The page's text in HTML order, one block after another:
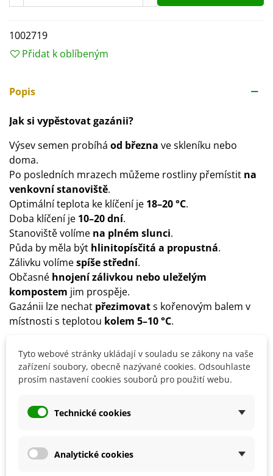
1002719
Přidat k oblíbeným
Popis
Jak si vypěstovat gazánii?
Výsev semen probíhá od března ve skleníku nebo
doma.
Po posledních mrazech můžeme rostliny přemístit na
venkovní stanoviště.
Optimální teplota ke klíčení je 18–20 °C.
Doba klíčení je 10–20dní.
Stanoviště volíme na plném slunci.
Půda by měla být hlinitopísčitá a propustná.
Zálivku volímespíše střední.
Občasné hnojení zálivkou nebo uleželým
kompostem jim prospěje.
Gazánii lze nechat přezimovats kořenovým balem v
místnosti s teplotou kolem 5–10 °C.
Detaily produktu
Tyto webové stránky ukládají v souladu se zákony na vaše
zařízení soubory, obecně nazývané cookies. Odsouhlaste
prosím nastavení cookies souborů pro použití webu.
Technické cookies
Analytické cookies